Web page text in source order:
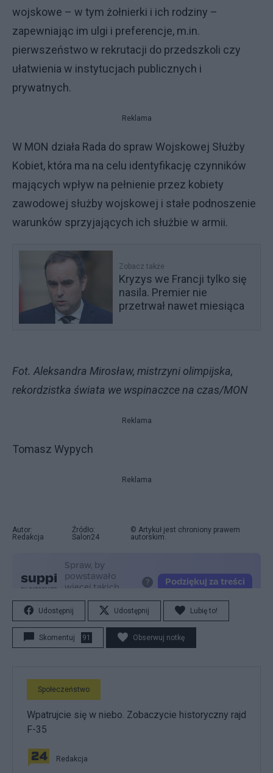
wojskowe – w tym żołnierki i ich rodziny –
zapewniając im ulgi i preferencje, m.in.
pierwszeństwo w rekrutacji do przedszkoli czy
ułatwienia w instytucjach publicznych i
prywatnych.
Reklama
W MON działa Rada do spraw Wojskowej Służby
Kobiet, która ma na celu identyfikację czynników
mających wpływ na pełnienie przez kobiety
zawodowej służby wojskowej i stałe podnoszenie
warunków sprzyjających ich służbie w armii.
Zobacz także
Kryzys we Francji tylko się
nasila. Premier nie
przetrwał nawet miesiąca
Fot. Aleksandra Mirosław, mistrzyni olimpijska,
rekordzistka świata we wspinaczce na czas/MON
Reklama
Tomasz Wypych
Reklama
Autor:
Redakcja
Źródło:
Salon24
© Artykuł jest chroniony prawem
autorskim.
Udostępnij Udostępnij Lubię to!
Skomentuj 91 Obserwuj notkę
Społeczeństwo
Wpatrujcie się w niebo. Zobaczycie historyczny rajd
F-35
Redakcja